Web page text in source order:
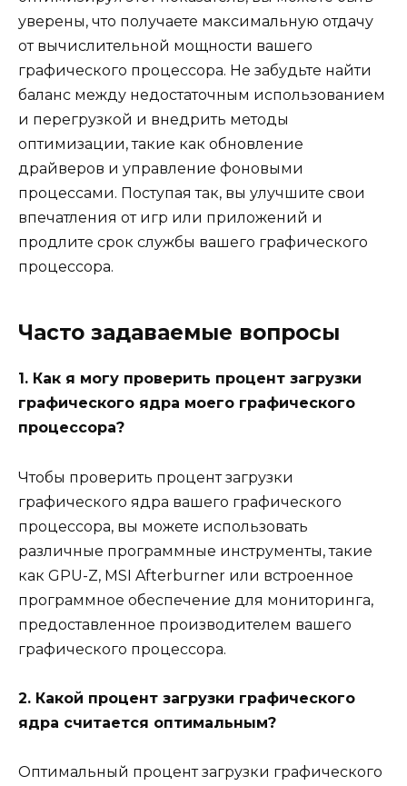
уверены, что получаете максимальную отдачу
от вычислительной мощности вашего
графического процессора. Не забудьте найти
баланс между недостаточным использованием
и перегрузкой и внедрить методы
оптимизации, такие как обновление
драйверов и управление фоновыми
процессами. Поступая так, вы улучшите свои
впечатления от игр или приложений и
продлите срок службы вашего графического
процессора.
Часто задаваемые вопросы
1. Как я могу проверить процент загрузки
графического ядра моего графического
процессора?
Чтобы проверить процент загрузки
графического ядра вашего графического
процессора, вы можете использовать
различные программные инструменты, такие
как GPU-Z, MSI Afterburner или встроенное
программное обеспечение для мониторинга,
предоставленное производителем вашего
графического процессора.
2. Какой процент загрузки графического
ядра считается оптимальным?
Оптимальный процент загрузки графического